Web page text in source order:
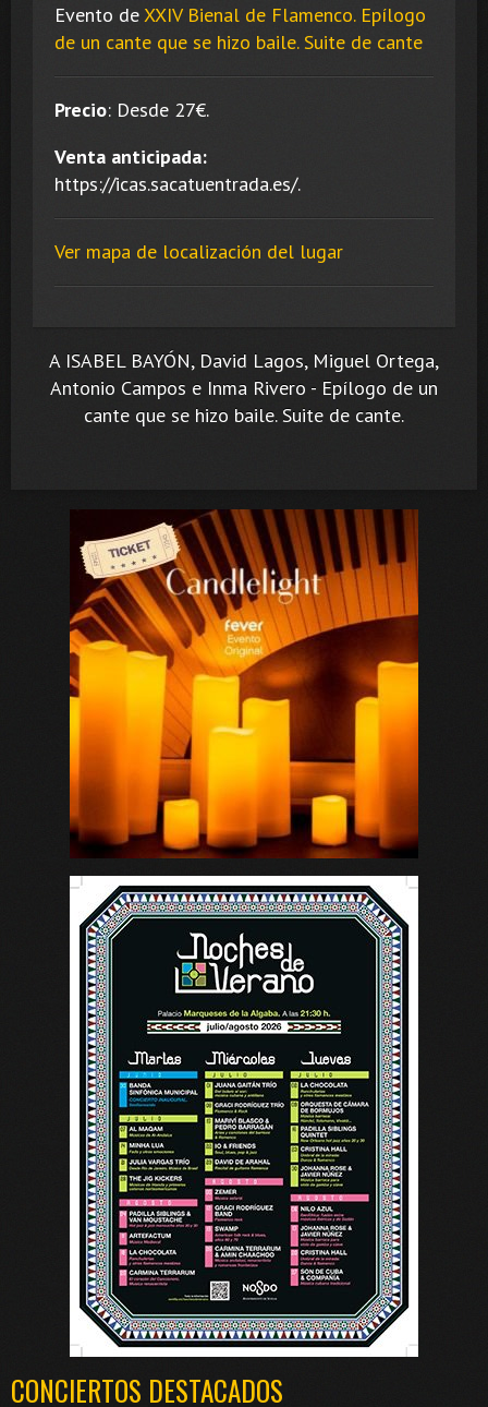
Evento deXXIV Bienal de Flamenco. Epílogo
de un cante que se hizo baile. Suite de cante
Precio: Desde 27€.
Venta anticipada:
https://icas.sacatuentrada.es/.
Ver mapa de localización del lugar
A ISABEL BAYÓN, David Lagos, Miguel Ortega,
Antonio Campos e Inma Rivero - Epílogo de un
cante que se hizo baile. Suite de cante.
CONCIERTOS DESTACADOS